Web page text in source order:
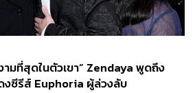
มที่สุดในตัวเขา” Zendaya พูดถึง
ซีรีส์ Euphoria ผู้ล่วงลับ